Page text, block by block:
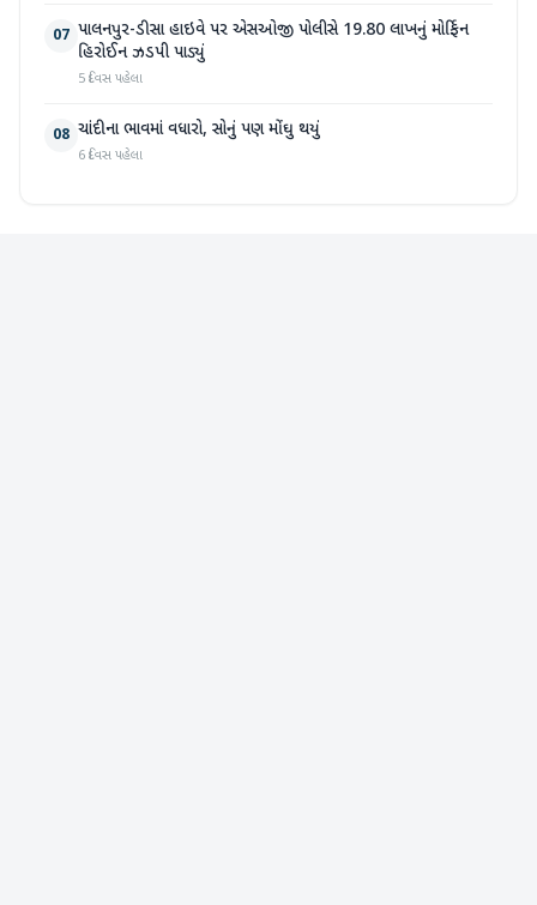
07 પાલનપુર-ડીસા હાઇવે પર એસઓજી પોલીસે 19.80 લાખનું મોર્ફિન
હિરોઈન ઝડપી પાડ્યું
5 દિવસ પહેલા
08 ચાંદીના ભાવમાં વધારો, સોનું પણ મોંઘુ થયું
6 દિવસ પહેલા